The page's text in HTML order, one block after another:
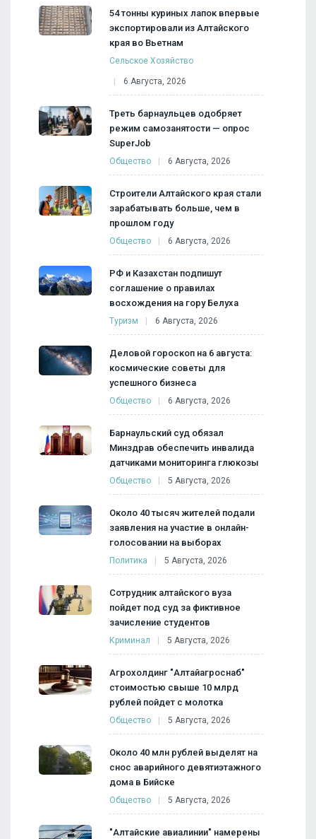
54 тонны куриных лапок впервые
экспортировали из Алтайского
края во Вьетнам
Сельское Хозяйство
6 Августа, 2026
Треть барнаульцев одобряет
режим самозанятости — опрос
SuperJob
Общество 6 Августа, 2026
Строители Алтайского края стали
зарабатывать больше, чем в
прошлом году
Общество 6 Августа, 2026
РФ и Казахстан подпишут
соглашение о правилах
восхождения на гору Белуха
Туризм 6 Августа, 2026
Деловой гороскоп на 6 августа:
космические советы для
успешного бизнеса
Общество 6 Августа, 2026
Барнаульский суд обязал
Минздрав обеспечить инвалида
датчиками мониторинга глюкозы
Общество 5 Августа, 2026
Около 40 тысяч жителей подали
заявления на участие в онлайн-
голосовании на выборах
Политика 5 Августа, 2026
Сотрудник алтайского вуза
пойдет под суд за фиктивное
зачисление студентов
Криминал 5 Августа, 2026
Агрохолдинг "Алтайагроснаб"
стоимостью свыше 10 млрд
рублей пойдет с молотка
Общество 5 Августа, 2026
Около 40 млн рублей выделят на
снос аварийного девятиэтажного
дома в Бийске
Общество 5 Августа, 2026
"Алтайские авиалинии" намерены